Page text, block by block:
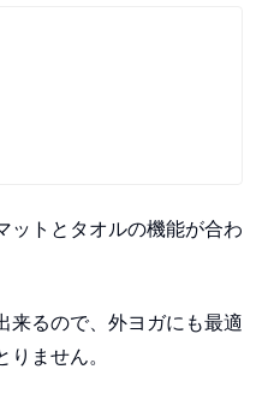
ットとタオルの機能が合わ
来るので、外ヨガにも最適
ません。